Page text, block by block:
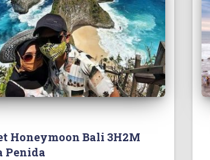
Honeymoon Bali 3H2M
Penida